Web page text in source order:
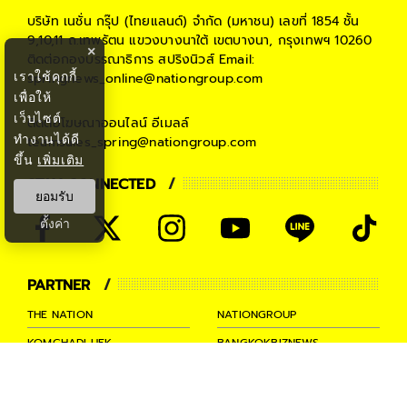
บริษัท เนชั่น กรุ๊ป (ไทยแลนด์) จำกัด (มหาชน) เลขที่ 1854 ชั้น
9,10,11 ถ.เทพรัตน แขวงบางนาใต้ เขตบางนา, กรุงเทพฯ 10260
ติดต่อกองบรรณาธิการ สปริงนิวส์Email:
springnews_online@nationgroup.com
ติดต่อโฆษณาออนไลน์ อีเมลล์
teamsales_spring@nationgroup.com
STAY CONNECTED
PARTNER
THE NATION
NATIONGROUP
KOMCHADLUEK
BANGKOKBIZNEWS
×
เราใช้คุกกี้
เพื่อให้
เว็บไซต์
ทำงานได้ดี
ขึ้น เพิ่มเติม
ยอมรับ
ตั้งค่า